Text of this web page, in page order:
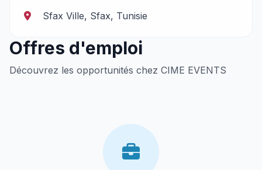
Sfax Ville, Sfax, Tunisie
Offres d'emploi
Découvrez les opportunités chez CIME EVENTS